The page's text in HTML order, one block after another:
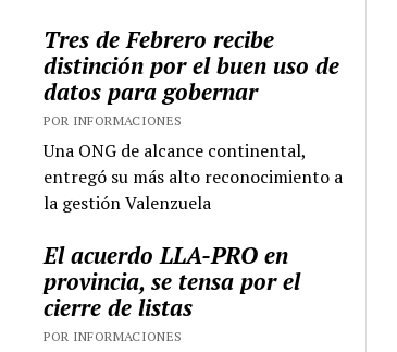
Tres de Febrero recibe
distinción por el buen uso de
datos para gobernar
POR INFORMACIONES
Una ONG de alcance continental,
entregó su más alto reconocimiento a
la gestión Valenzuela
El acuerdo LLA-PRO en
provincia, se tensa por el
cierre de listas
POR INFORMACIONES